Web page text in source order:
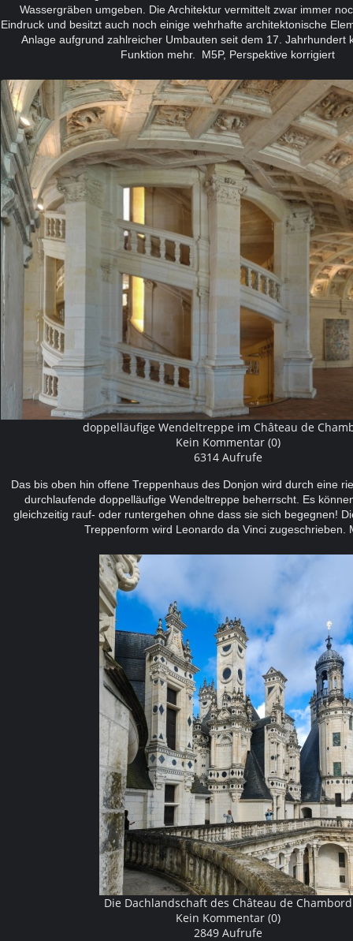
Wassergräben umgeben. Die Architektur vermittelt zwar immer
Eindruck und besitzt auch noch einige wehrhafte architektonische
Anlage aufgrund zahlreicher Umbauten seit dem 17. Jahrhundert
Funktion mehr. M5P, Perspektive korrigiert
doppelläufige Wendeltreppe im Château de
Kein Kommentar (0)
6314 Aufrufe
Das bis oben hin offene Treppenhaus des Donjon wird durch eine
durchlaufende doppelläufige Wendeltreppe beherrscht. Es
gleichzeitig rauf- oder runtergehen ohne dass sie sich begegnen!
Treppenform wird Leonardo da Vinci zugeschrieben.
Die Dachlandschaft des Château de Chambord
Kein Kommentar (0)
2849 Aufrufe